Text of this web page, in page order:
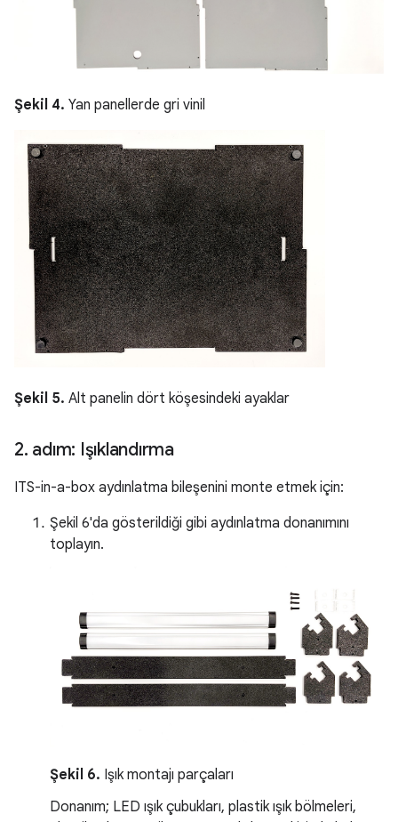
Şekil 4. Yan panellerde gri vinil
Şekil 5. Alt panelin dört köşesindeki ayaklar
2. adım: Işıklandırma
ITS-in-a-box aydınlatma bileşenini monte etmek için:
Şekil 6'da gösterildiği gibi aydınlatma donanımını
toplayın.
Şekil 6. Işık montajı parçaları
Donanım; LED ışık çubukları, plastik ışık bölmeleri,